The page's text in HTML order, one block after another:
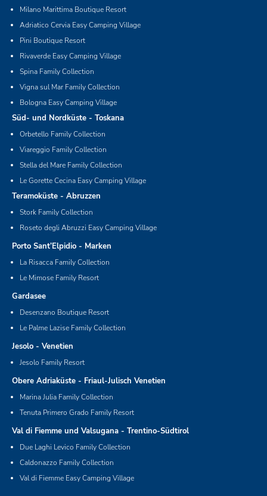
Milano Marittima Boutique Resort
Adriatico Cervia Easy Camping Village
Pini Boutique Resort
Rivaverde Easy Camping Village
Spina Family Collection
Vigna sul Mar Family Collection
Bologna Easy Camping Village
Süd- und Nordküste - Toskana
Orbetello Family Collection
Viareggio Family Collection
Stella del Mare Family Collection
Le Gorette Cecina Easy Camping Village
Teramoküste - Abruzzen
Stork Family Collection
Roseto degli Abruzzi Easy Camping Village
Porto Sant’Elpidio - Marken
La Risacca Family Collection
Le Mimose Family Resort
Gardasee
Desenzano Boutique Resort
Le Palme Lazise Family Collection
Jesolo - Venetien
Jesolo Family Resort
Obere Adriaküste - Friaul-Julisch Venetien
Marina Julia Family Collection
Tenuta Primero Grado Family Resort
Val di Fiemme und Valsugana - Trentino-Südtirol
Due Laghi Levico Family Collection
Caldonazzo Family Collection
Val di Fiemme Easy Camping Village